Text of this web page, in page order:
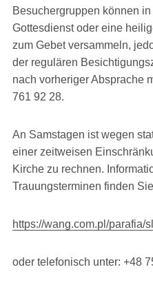
Besuchergruppen können
Gottesdienst oder eine
zum Gebet versammeln,
der regulären
nach vorheriger Absprache
761 92 28.
An Samstagen ist wegen
einer zeitweisen
Kirche zu rechnen.
Trauungsterminen finden
https://wang.com.pl/parafia/
oder telefonisch unter: +48